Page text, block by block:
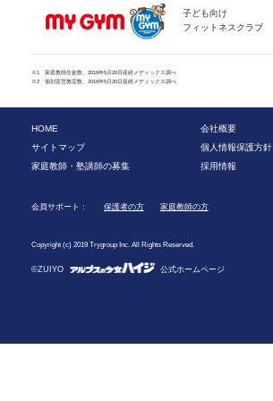
子ども向け
フィットネスクラブ
※1 家庭教師生徒数、2016年5月20日産經メディックス調べ
※2 個別直営教室数、2016年5月20日産經メディックス調べ
HOME
会社概要
サイトマップ
個人情報保護方針
家庭教師・塾講師の募集
採用情報
会員サポート： 保護者の方 家庭教師の方
Copyright (c) 2019 Trygroup Inc. All Rights Reserved.
©ZUIYO 公式ホームページ